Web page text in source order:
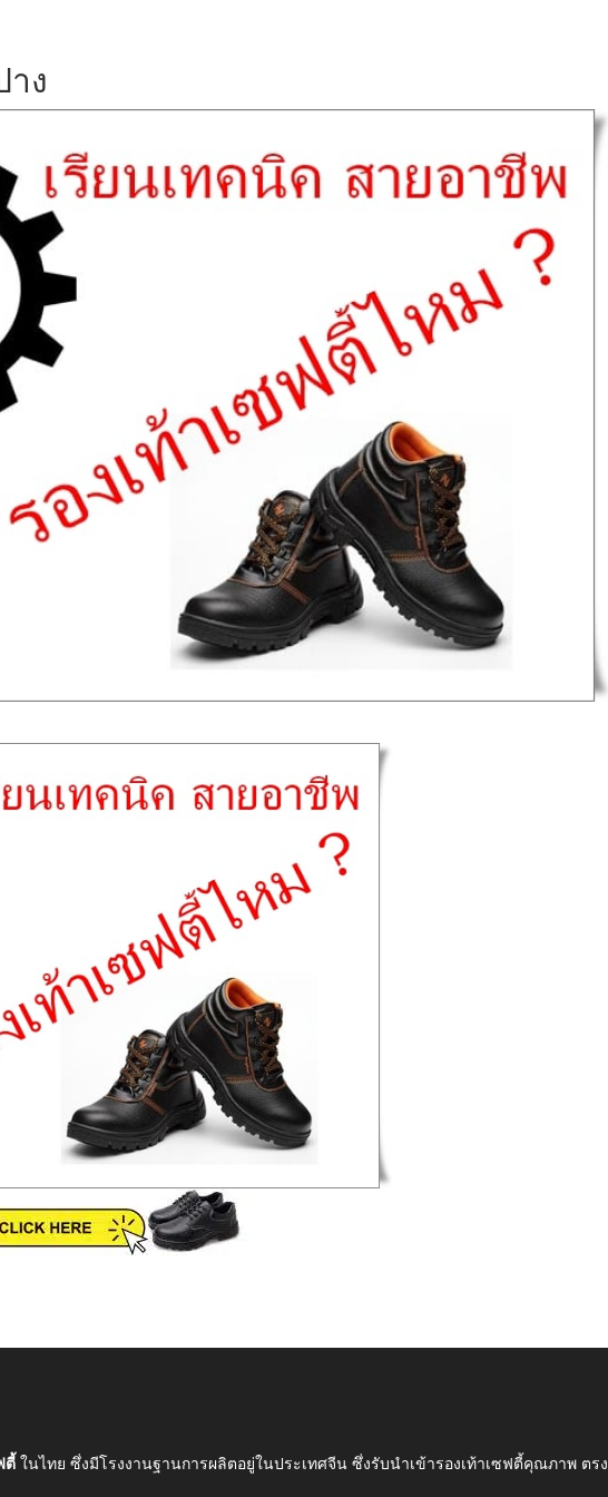
ง
ตี้ในไทย ซึ่งมีโรงงานฐานการผลิตอยู่ในประเทศจีน ซึ่งรับนำเข้ารองเท้าเซฟตี้คุณภาพ ต